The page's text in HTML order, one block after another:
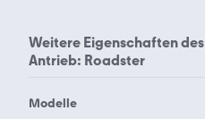
Weitere Eigenschaften des
Antrieb: Roadster
Modelle